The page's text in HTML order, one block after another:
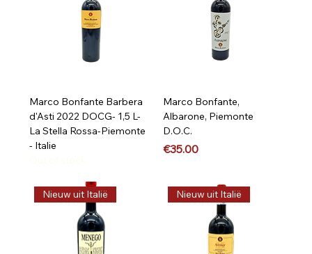
Marco Bonfante Barbera
d'Asti 2022 DOCG- 1,5 L-
La Stella Rossa-Piemonte
- Italie
Marco Bonfante,
Albarone, Piemonte
D.O.C.
Price
€35.00
Nieuw uit Italië Nieuw uit Italië